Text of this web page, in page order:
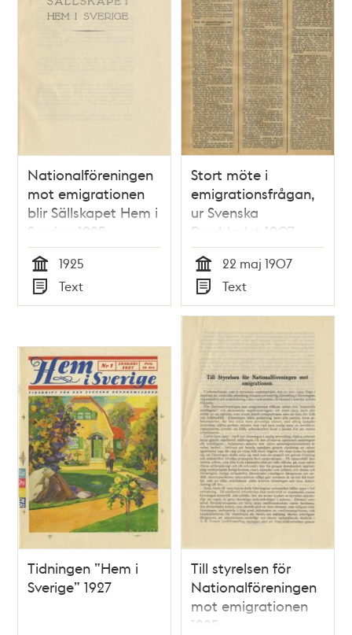
Nationalföreningen
mot emigrationen
blir Sällskapet Hem i
Sverige 1925
Tid
1925
Typ
Text
Stort möte i
emigrationsfrågan,
ur Svenska
Dagbladet 1907
Tid
22 maj 1907
Typ
Text
Tidningen ”Hem i
Sverige” 1927
Till styrelsen för
Nationalföreningen
mot emigrationen
1925